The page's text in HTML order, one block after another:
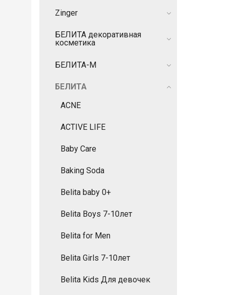
Zinger
БЕЛИТА декоративная
косметика
БЕЛИТА-М
БЕЛИТА
ACNE
ACTIVE LIFE
Baby Care
Baking Soda
Belita baby 0+
Belita Boys 7-10лет
Belita for Men
Belita Girls 7-10лет
Belita Kids Для девочек